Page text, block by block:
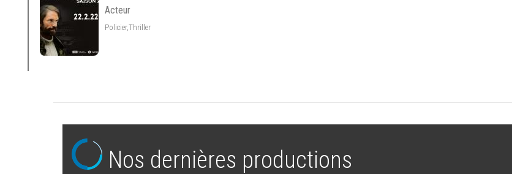
Acteur
Policier,Thriller
Nos dernières productions